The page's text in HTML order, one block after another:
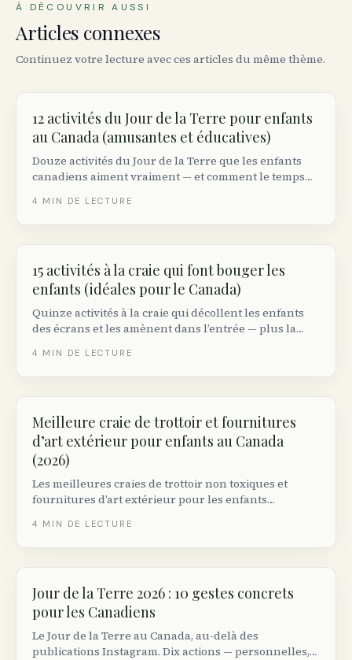
À DÉCOUVRIR AUSSI
Articles connexes
Continuez votre lecture avec ces articles du même thème.
12 activités du Jour de la Terre pour enfants
au Canada (amusantes et éducatives)
Douze activités du Jour de la Terre que les enfants
canadiens aiment vraiment — et comment le temps
environnementale sans créer d’éco-anxiété.
4 MIN DE LECTURE
15 activités à la craie qui font bouger les
enfants (idéales pour le Canada)
Quinze activités à la craie qui décollent les enfants
des écrans et les amènent dans l’entrée — plus la
pour le béton canadien.
4 MIN DE LECTURE
Meilleure craie de trottoir et fournitures
d’art extérieur pour enfants au Canada
(2026)
Les meilleures craies de trottoir non toxiques et
fournitures d’art extérieur pour les enfants
craie, et quoi chercher.
4 MIN DE LECTURE
Jour de la Terre 2026 : 10 gestes concrets
pour les Canadiens
Le Jour de la Terre au Canada, au-delà des
publications Instagram. Dix actions — personnelles,